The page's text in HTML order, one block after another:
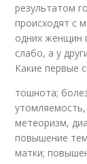
результатом
происходят с
одних женщин
слабо, а у
Какие первые
тошнота;
метеоризм,
повышение
матки;